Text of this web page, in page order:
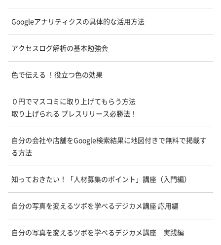
Googleアナリティクスの具体的な活用方法
アクセスログ解析の基本勉強会
色で伝える ！役立つ色の効果
０円でマスコミに取り上げてもらう方法
取り上げられる プレスリリース必勝法！
自分の会社や店舗をGoogle検索結果に地図付きで無料で掲載す
る方法
知っておきたい！「人材募集のポイント」講座（入門編）
自分の写真を変えるツボを学べるデジカメ講座 応用編
自分の写真を変えるツボを学べるデジカメ講座 実践編